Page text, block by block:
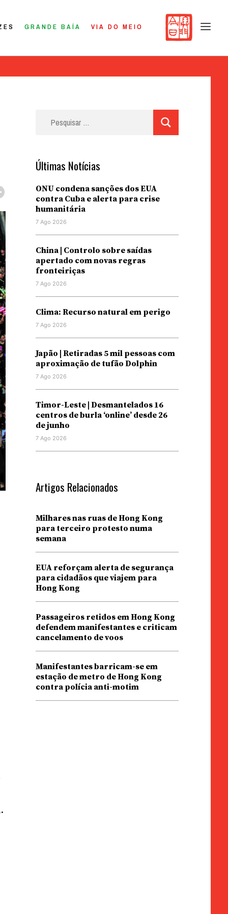
GRANDE BAÍA VIA DO MEIO
Últimas Notícias
ONU condena sanções dos EUA
contra Cuba e alerta para crise
humanitária
7 Ago 2026
China | Controlo sobre saídas
apertado com novas regras
fronteiriças
7 Ago 2026
Clima: Recurso natural em perigo
7 Ago 2026
Japão | Retiradas 5 mil pessoas com
aproximação de tufão Dolphin
7 Ago 2026
Timor-Leste | Desmantelados 16
centros de burla ‘online’ desde 26
de junho
7 Ago 2026
Artigos Relacionados
Milhares nas ruas de Hong Kong
para terceiro protesto numa
semana
EUA reforçam alerta de segurança
para cidadãos que viajem para
Hong Kong
Passageiros retidos em Hong Kong
defendem manifestantes e criticam
cancelamento de voos
Manifestantes barricam-se em
estação de metro de Hong Kong
contra polícia anti-motim